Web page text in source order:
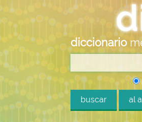
diccionario
buscar al